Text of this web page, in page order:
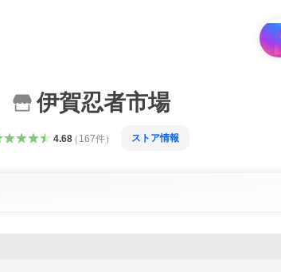
i
伊賀忍者市場
4.68（ 167件） ストア情報